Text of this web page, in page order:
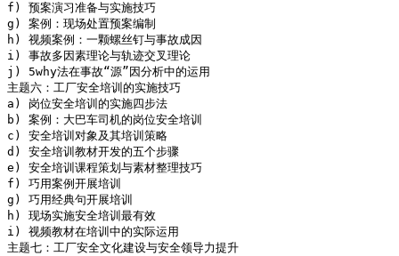
f) 预案演习准备与实施技巧
g) 案例：现场处置预案编制
h) 视频案例：一颗螺丝钉与事故成因
i) 事故多因素理论与轨迹交叉理论
j) 5why法在事故“源”因分析中的运用
主题六：工厂安全培训的实施技巧
a) 岗位安全培训的实施四步法
b) 案例：大巴车司机的岗位安全培训
c) 安全培训对象及其培训策略
d) 安全培训教材开发的五个步骤
e) 安全培训课程策划与素材整理技巧
f) 巧用案例开展培训
g) 巧用经典句开展培训
h) 现场实施安全培训最有效
i) 视频教材在培训中的实际运用
主题七：工厂安全文化建设与安全领导力提升